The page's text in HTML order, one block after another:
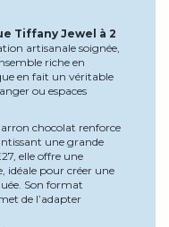
Tiffany Jewel à 2
artisanale soignée,
riche en
en fait un véritable
ou espaces
chocolat renforce
une grande
elle offre une
idéale pour créer une
Son format
de l’adapter